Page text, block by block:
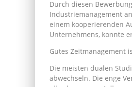
Durch diesen
Industriemanagement
einem kooperierenden
Unternehmens, konnte
Gutes Zeitmanagement
Die meisten dualen
abwechseln. Die enge